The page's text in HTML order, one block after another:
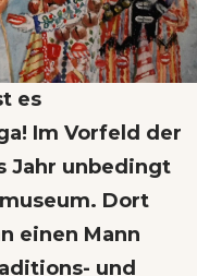
es
Im Vorfeld der
Jahr unbedingt
Dort
einen Mann
und